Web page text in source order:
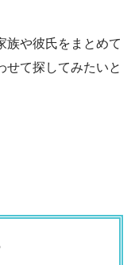
族や彼氏をまとめて
せて探してみたいと